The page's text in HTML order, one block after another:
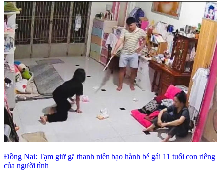
Đồng Nai: Tạm giữ gã thanh niên bạo hành bé gái 11 tuổi con riêng
của người tình